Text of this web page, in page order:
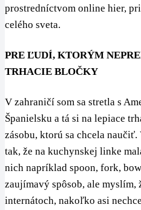
prostredníctvom online hier,
celého sveta.
PRE ĽUDÍ, KTORÝM
TRHACIE BLOČKY
V zahraničí som sa stretla s
Španielsku a tá si na lepiace
zásobu, ktorú sa chcela
tak, že na kuchynskej linke
nich napríklad spoon, fork,
zaujímavý spôsob, ale myslím,
internátoch, nakoľko asi